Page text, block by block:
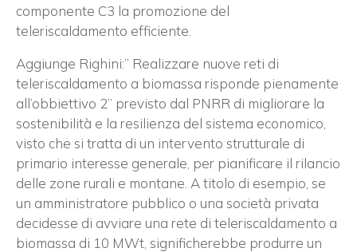
componente C3 la promozione del
teleriscaldamento efficiente.
Aggiunge Righini:” Realizzare nuove reti di
teleriscaldamento a biomassa risponde pienamente
all’obbiettivo 2” previsto dal PNRR di migliorare la
sostenibilità e la resilienza del sistema economico,
visto che si tratta di un intervento strutturale di
primario interesse generale, per pianificare il rilancio
delle zone rurali e montane. A titolo di esempio, se
un amministratore pubblico o una società privata
decidesse di avviare una rete di teleriscaldamento a
biomassa di 10 MWt, significherebbe produrre un